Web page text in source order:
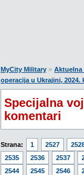
MyCity Military » Aktuelna
operacija u Ukrajini, 2024.
Specijalna
komentari
Strana: 1 2527
2535
2536 2537
2544
2545 2546